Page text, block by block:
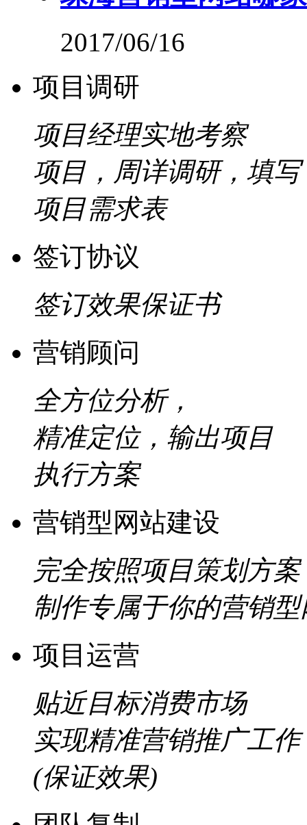
2017/06/16
项目调研
项目经理实地考察
项目，周详调研，填写
项目需求表
签订协议
签订效果保证书
营销顾问
全方位分析，
精准定位，输出项目
执行方案
营销型网站建设
完全按照项目策划方案
制作专属于你的营销
项目运营
贴近目标消费市场
实现精准营销推广工作
(保证效果)